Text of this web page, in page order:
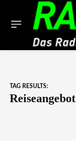
TAG RESULTS:
Reiseangebot